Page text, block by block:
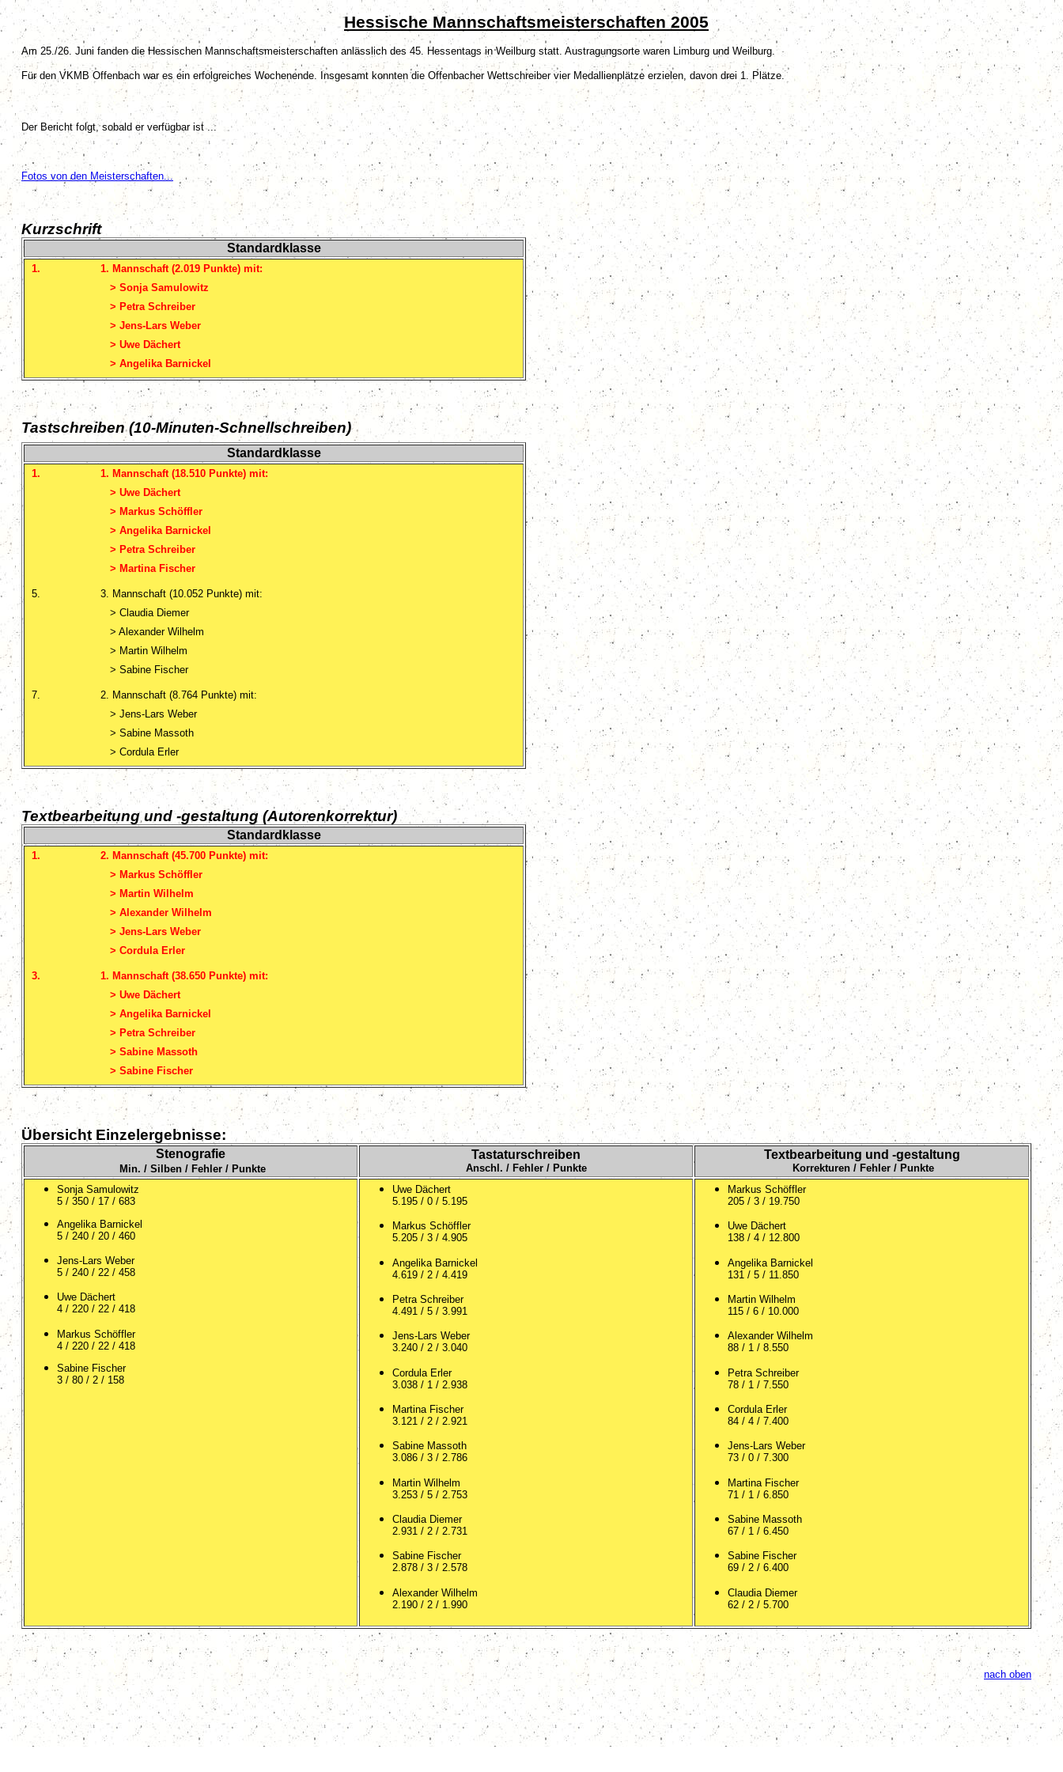
Hessische Mannschaftsmeisterschaften 2005
Am 25./26. Juni fanden die Hessischen Mannschaftsmeisterschaften anlässlich des 45. Hessentags in Weilburg statt. Austragungsorte waren Limburg und Weilburg.
Für den VKMB Offenbach war es ein erfolgreiches Wochenende. Insgesamt konnten die Offenbacher Wettschreiber vier Medallienplätze erzielen, davon drei 1. Plätze.
Der Bericht folgt, sobald er verfügbar ist ...
Fotos von den Meisterschaften...
Kurzschrift
Standardklasse
1.
1. Mannschaft (2.019 Punkte) mit:
> Sonja Samulowitz
> Petra Schreiber
> Jens-Lars Weber
> Uwe Dächert
> Angelika Barnickel
Tastschreiben (10-Minuten-Schnellschreiben)
Standardklasse
1.
1. Mannschaft (18.510 Punkte) mit:
> Uwe Dächert
> Markus Schöffler
> Angelika Barnickel
> Petra Schreiber
> Martina Fischer
5.
3. Mannschaft (10.052 Punkte) mit:
> Claudia Diemer
> Alexander Wilhelm
> Martin Wilhelm
> Sabine Fischer
7.
2. Mannschaft (8.764 Punkte) mit:
> Jens-Lars Weber
> Sabine Massoth
> Cordula Erler
Textbearbeitung und -gestaltung (Autorenkorrektur)
Standardklasse
1.
2. Mannschaft (45.700 Punkte) mit:
> Markus Schöffler
> Martin Wilhelm
> Alexander Wilhelm
> Jens-Lars Weber
> Cordula Erler
3.
1. Mannschaft (38.650 Punkte) mit:
> Uwe Dächert
> Angelika Barnickel
> Petra Schreiber
> Sabine Massoth
> Sabine Fischer
Übersicht Einzelergebnisse:
Stenografie
Min. / Silben / Fehler / Punkte
Tastaturschreiben
Anschl. / Fehler / Punkte
Textbearbeitung und -gestaltung
Korrekturen / Fehler / Punkte
Sonja Samulowitz
5 / 350 / 17 / 683
Angelika Barnickel
5 / 240 / 20 / 460
Jens-Lars Weber
5 / 240 / 22 / 458
Uwe Dächert
4 / 220 / 22 / 418
Markus Schöffler
4 / 220 / 22 / 418
Sabine Fischer
3 / 80 / 2 / 158
Uwe Dächert
5.195 / 0 / 5.195
Markus Schöffler
5.205 / 3 / 4.905
Angelika Barnickel
4.619 / 2 / 4.419
Petra Schreiber
4.491 / 5 / 3.991
Jens-Lars Weber
3.240 / 2 / 3.040
Cordula Erler
3.038 / 1 / 2.938
Martina Fischer
3.121 / 2 / 2.921
Sabine Massoth
3.086 / 3 / 2.786
Martin Wilhelm
3.253 / 5 / 2.753
Claudia Diemer
2.931 / 2 / 2.731
Sabine Fischer
2.878 / 3 / 2.578
Alexander Wilhelm
2.190 / 2 / 1.990
Markus Schöffler
205 / 3 / 19.750
Uwe Dächert
138 / 4 / 12.800
Angelika Barnickel
131 / 5 / 11.850
Martin Wilhelm
115 / 6 / 10.000
Alexander Wilhelm
88 / 1 / 8.550
Petra Schreiber
78 / 1 / 7.550
Cordula Erler
84 / 4 / 7.400
Jens-Lars Weber
73 / 0 / 7.300
Martina Fischer
71 / 1 / 6.850
Sabine Massoth
67 / 1 / 6.450
Sabine Fischer
69 / 2 / 6.400
Claudia Diemer
62 / 2 / 5.700
nach oben